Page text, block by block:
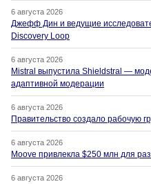
6 августа 2026
Джефф Дин и ведущие
Discovery Loop
6 августа 2026
Mistral выпустила Shieldstral —
адаптивной модерации
6 августа 2026
Правительство создало рабочую
6 августа 2026
Moove привлекла $250 млн для
6 августа 2026